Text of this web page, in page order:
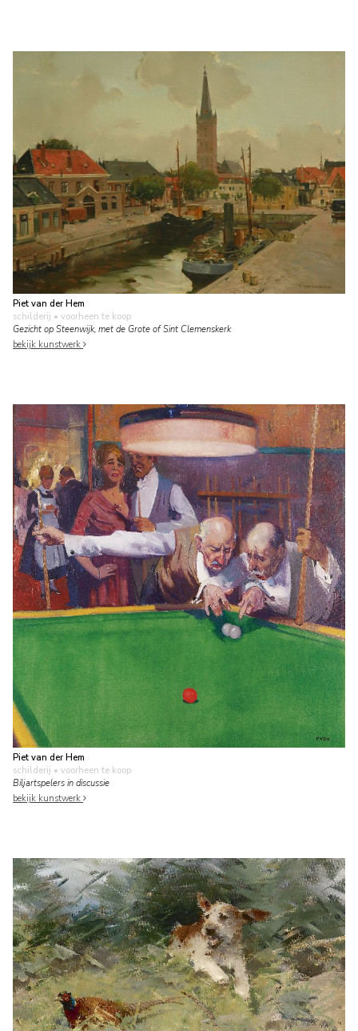
Piet van der Hem
schilderij • voorheen te koop
Gezicht op Steenwijk, met de Grote of Sint Clemenskerk
bekijk kunstwerk
Piet van der Hem
schilderij • voorheen te koop
Biljartspelers in discussie
bekijk kunstwerk